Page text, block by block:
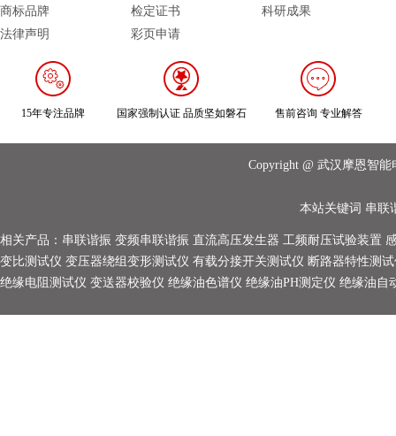
商标品牌
法律声明
检定证书
彩页申请
科研成果
15年专注品牌 国家强制认证 品质坚如磐石 售前咨询 专业解答
Copyright @ 武汉摩恩智
本站关键词 串联
相关产品： 串联谐振 变频串联谐振 直流高压发生器 工频耐压试验装置
变比测试仪 变压器绕组变形测试仪 有载分接开关测试仪 断路器特性测
绝缘电阻测试仪 变送器校验仪 绝缘油色谱仪 绝缘油PH测定仪 绝缘油自